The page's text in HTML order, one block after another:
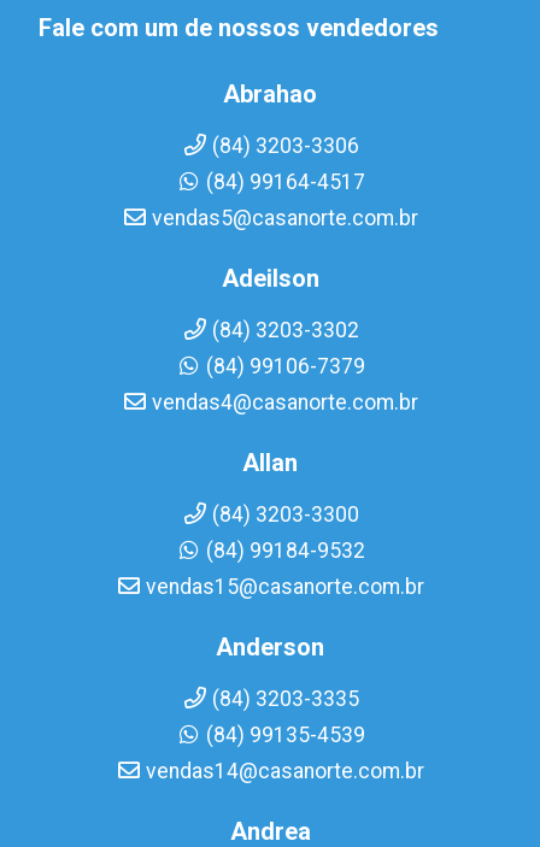
Fale com um de nossos vendedores
Abrahao
(84) 3203-3306
(84) 99164-4517
vendas5@casanorte.com.br
Adeilson
(84) 3203-3302
(84) 99106-7379
vendas4@casanorte.com.br
Allan
(84) 3203-3300
(84) 99184-9532
vendas15@casanorte.com.br
Anderson
(84) 3203-3335
(84) 99135-4539
vendas14@casanorte.com.br
Andrea